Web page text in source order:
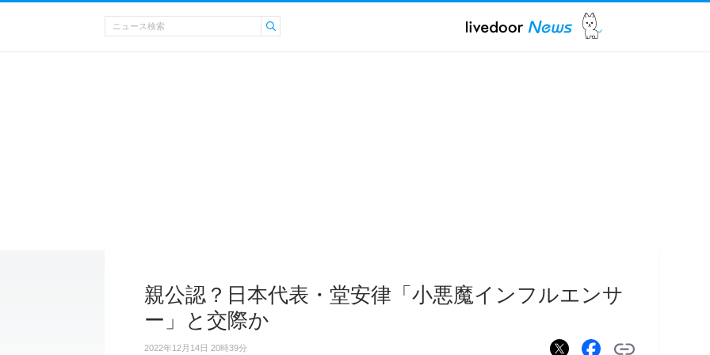
親公認？日本代表・堂安律「小悪魔インフルエンサ
ー」と交際か
2022年12月14日 20時39分